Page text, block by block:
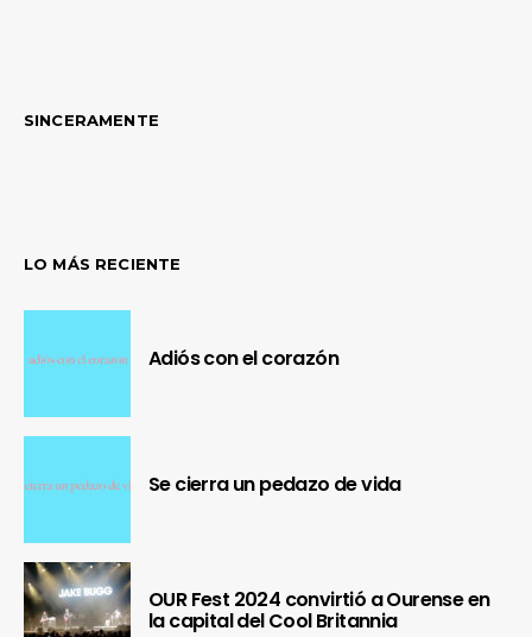
SINCERAMENTE
LO MÁS RECIENTE
Adiós con el corazón
Se cierra un pedazo de vida
OUR Fest 2024 convirtió a Ourense en
la capital del Cool Britannia